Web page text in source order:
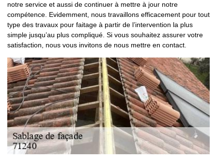
notre service et aussi de continuer à mettre à jour notre
compétence. Evidemment, nous travaillons efficacement pour tout
type des travaux pour faitage à partir de l’intervention la plus
simple jusqu’au plus compliqué. Si vous souhaitez assurer votre
satisfaction, nous vous invitons de nous mettre en contact.